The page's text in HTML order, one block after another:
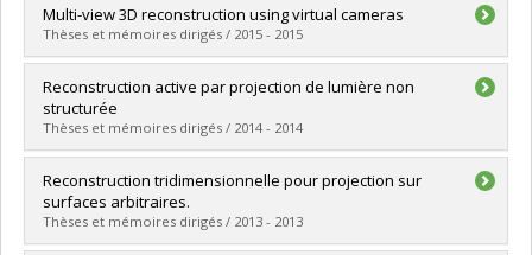
Graduate :Benrhaiem, Rania
Cycle : Doctoral
Grade :Ph. D.
Multi-view 3D reconstruction using virtual cameras
Thèses et mémoires dirigés / 2015 - 2015
Graduate :Racicot, Marc
Cycle :Master's
Grade :M. Sc.
Lien vers le document dans Papyrus
Reconstruction active par projection de lumière non
structurée
Thèses et mémoires dirigés / 2014 - 2014
Graduate :Martin, Nicolas
Cycle :Doctoral
Grade :Ph. D.
Lien vers le document dans Papyrus
Reconstruction tridimensionnelle pour projection sur
surfaces arbitraires.
Thèses et mémoires dirigés / 2013 - 2013